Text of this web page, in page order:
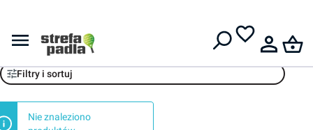
Bullpadel
Filtry i sortuj
Nie znaleziono